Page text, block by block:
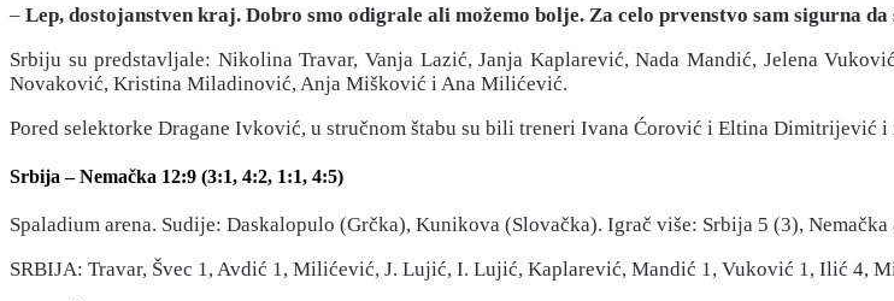
– Lep, dostojanstven kraj. Dobro smo odigrale ali možemo bolje. Za celo prvenstvo sam sigurna
Srbiju su predstavljale: Nikolina Travar, Vanja Lazić, Janja Kaplarević, Nada Mandić, Jelena
Novaković, Kristina Miladinović, Anja Mišković i Ana Milićević.
Pored selektorke Dragane Ivković, u stručnom štabu su bili treneri Ivana Ćorović i Eltina Dimitrijević
Srbija – Nemačka 12:9 (3:1, 4:2, 1:1, 4:5)
Spaladium arena. Sudije: Daskalopulo (Grčka), Kunikova (Slovačka). Igrač više: Srbija 5 (3),
SRBIJA: Travar, Švec 1, Avdić 1, Milićević, J. Lujić, I. Lujić, Kaplarević, Mandić 1, Vuković 1, Ilić 4,